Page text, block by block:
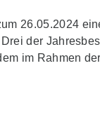
26.05.2024
der
im Rahmen